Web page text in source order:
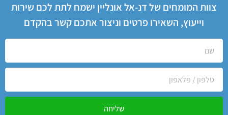
צוות המומחים של דנ-אל אונליין ישמח לתת לכם שירות
וייעוץ, השאירו פרטים וניצור אתכם קשר בהקדם
שליחה